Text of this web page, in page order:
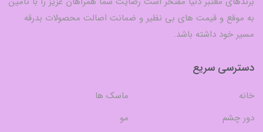
به موقع و قیمت های بی نظیر و ضمانت اصالت محصولات بدرقه
مسیر خود داشته باشد.
دسترسی سریع
خانه
ماسک ها
دور چشم
مو